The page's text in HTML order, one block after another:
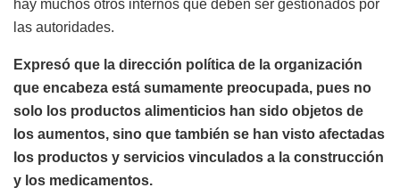
hay muchos otros internos que deben ser gestionados por
las autoridades.
Expresó que la dirección política de la organización
que encabeza está sumamente preocupada, pues no
solo los productos alimenticios han sido objetos de
los aumentos, sino que también se han visto afectadas
los productos y servicios vinculados a la construcción
y los medicamentos.